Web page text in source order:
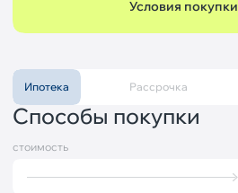
Условия покупки
Ипотека Рассрочка
Способы покупки
стоимость